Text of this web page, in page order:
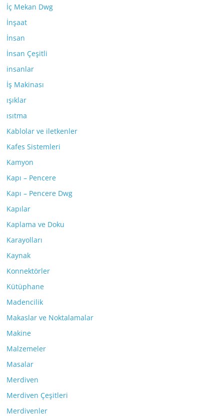
İç Mekan Dwg
İnşaat
İnsan
İnsan Çeşitli
insanlar
İş Makinası
ışıklar
ısıtma
Kablolar ve iletkenler
Kafes Sistemleri
Kamyon
Kapı – Pencere
Kapı – Pencere Dwg
Kapılar
Kaplama ve Doku
Karayolları
Kaynak
Konnektörler
Kütüphane
Madencilik
Makaslar ve Noktalamalar
Makine
Malzemeler
Masalar
Merdiven
Merdiven Çeşitleri
Merdivenler